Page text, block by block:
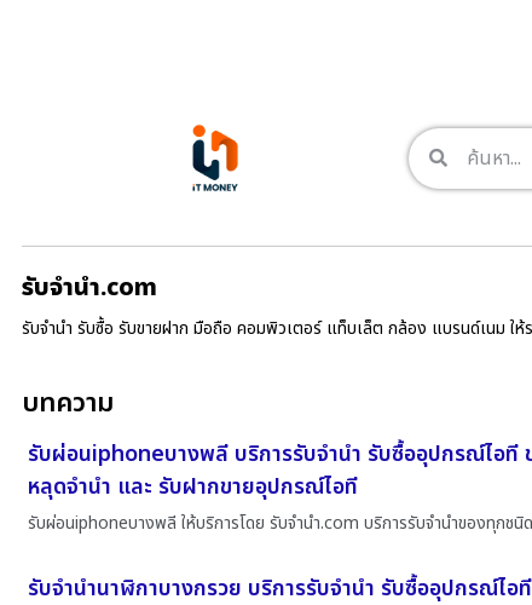
รับจํานํา.com
รับจำนำ รับซื้อ รับขายฝาก มือถือ คอมพิวเตอร์ แท็บเล็ต กล้อง แบรนด์เนม ให้
บทความ
รับผ่อนiphoneบางพลี บริการรับจำนำ รับซื้ออุปกรณ์ไอที
หลุดจำนำ และ รับฝากขายอุปกรณ์ไอที
รับผ่อนiphoneบางพลี ให้บริการโดย รับจํานํา.com บริการรับจำนำของทุกชนิด
รับจำนำนาฬิกาบางกรวย บริการรับจำนำ รับซื้ออุปกรณ์ไอ